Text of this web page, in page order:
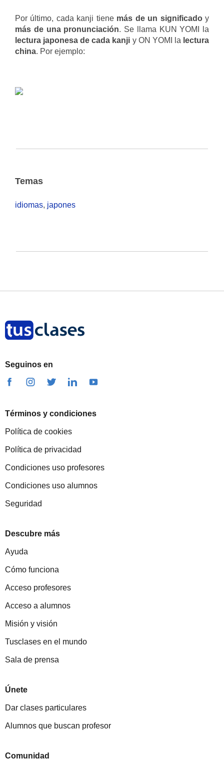
Por último, cada kanji tiene más de un significadoy
más de una pronunciación. Se llama KUN YOMI la
lectura japonesa de cada kanji y ON YOMI la lectura
china. Por ejemplo:
Temas
idiomas, japones
Seguinos en
Términos y condiciones
Política de cookies
Política de privacidad
Condiciones uso profesores
Condiciones uso alumnos
Seguridad
Descubre más
Ayuda
Cómo funciona
Acceso profesores
Acceso a alumnos
Misión y visión
Tusclases en el mundo
Sala de prensa
Únete
Dar clases particulares
Alumnos que buscan profesor
Comunidad